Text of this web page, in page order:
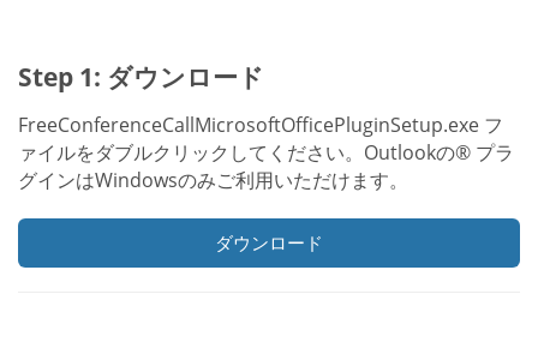
Step 1: ダウンロード
FreeConferenceCallMicrosoftOfficePluginSetup.exe フ
ァイルをダブルクリックしてください。Outlookの® プラ
グインはWindowsのみご利用いただけます。
ダウンロード